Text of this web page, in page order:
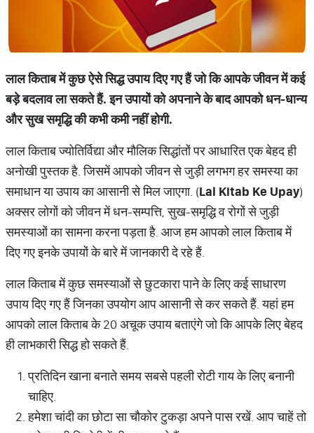
लाल किताब में कुछ ऐसे सिद्ध उपाय दिए गए हैं जो कि आपके जीवन में कई
बड़े बदलाव ला सकते हैं. इन उपायों को अपनाने के बाद आपको धन-धान्य
और सुख समृद्धि की कभी कमी नहीं होगी.
लाल किताब ज्योतिर्विद्या और मौलिक सिद्धांतों पर आधारित एक बेहद ही
अनोखी पुस्तक है. जिसमें आपको जीवन से जुड़ी लगभग हर समस्या का
समाधान या उपाय का आसानी से मिल जाएगा. ​(Lal Kitab Ke Upay)
अक्सर लोगों को जीवन में धन-सम्पत्ति, सुख-समृद्धि व रोगों से जुड़ी
समस्याओं का सामना करना पड़ता है. आज हम आपको लाल किताब में
दिए गए इनके उपायों के बारे में जानकारी दे रहे हैं.
लाल किताब में कुछ समस्याओं से छुटकारा पाने के लिए कई साधारण
उपाय दिए गए हैं जिनका उपयोग आप आसानी से कर सकते हैं. यहां हम
आपको लाल किताब के 20 अचूक उपाय बताएंगे जो कि आपके लिए बेहद
ही लाभकारी सिद्ध हो सकते हैं.
प्रतिदिन खाना बनाते समय सबसे पहली रोटी गाय के लिए बनानी
चाहिए.
हमेशा चांदी का छोटा सा चौकोर टुकड़ा अपने पास रखें. आप चाहें तो